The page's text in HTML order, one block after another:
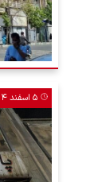
۵ اسفند ۱۴۰۴